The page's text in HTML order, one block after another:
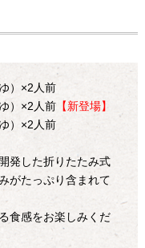
）×2人前
）×2人前【新登場】
）×2人前
発した折りたたみ式
がたっぷり含まれて
食感をお楽しみくだ